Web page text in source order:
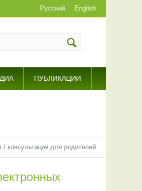
Русский English
ПУБЛИКАЦИИ
/ консультация для родителей